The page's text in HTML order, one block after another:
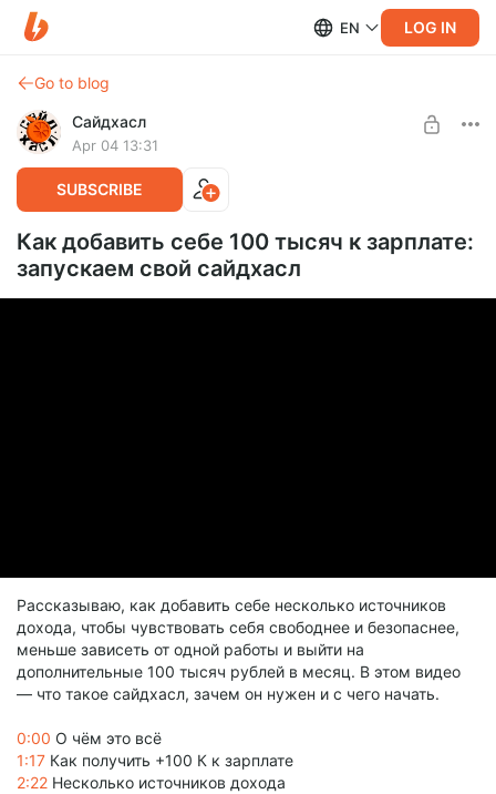
EN LOG IN
Go to blog
Сайдхасл
Apr 04 13:31
SUBSCRIBE
Как добавить себе 100 тысяч к зарплате:
запускаем свой сайдхасл
Рассказываю, как добавить себе несколько источников
дохода, чтобы чувствовать себя свободнее и безопаснее,
меньше зависеть от одной работы и выйти на
дополнительные 100 тысяч рублей в месяц. В этом видео
— что такое сайдхасл, зачем он нужен и с чего начать.
0:00 О чём это всё
1:17 Как получить +100 К к зарплате
2:22 Несколько источников дохода